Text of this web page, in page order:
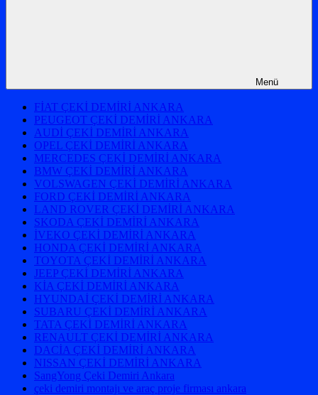
Menü
FİAT ÇEKİ DEMİRİ ANKARA
PEUGEOT ÇEKİ DEMİRİ ANKARA
AUDİ ÇEKİ DEMİRİ ANKARA
OPEL ÇEKİ DEMİRİ ANKARA
MERCEDES ÇEKİ DEMİRİ ANKARA
BMW ÇEKİ DEMİRİ ANKARA
VOLSWAGEN ÇEKİ DEMİRİ ANKARA
FORD ÇEKİ DEMİRİ ANKARA
LAND ROVER ÇEKİ DEMİRİ ANKARA
SKODA ÇEKİ DEMİRİ ANKARA
İVEKO ÇEKİ DEMİRİ ANKARA
HONDA ÇEKİ DEMİRİ ANKARA
TOYOTA ÇEKİ DEMİRİ ANKARA
JEEP ÇEKİ DEMİRİ ANKARA
KİA ÇEKİ DEMİRİ ANKARA
HYUNDAİ ÇEKİ DEMİRİ ANKARA
SUBARU ÇEKİ DEMİRİ ANKARA
TATA ÇEKİ DEMİRİ ANKARA
RENAULT ÇEKİ DEMİRİ ANKARA
DACİA ÇEKİ DEMİRİ ANKARA
NISSAN ÇEKİ DEMİRİ ANKARA
SangYong Çeki Demiri Ankara
çeki demiri montajı ve araç proje firması ankara